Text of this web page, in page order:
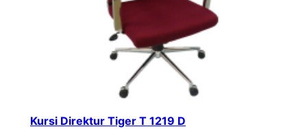
Kursi Direktur Tiger T 1219 D